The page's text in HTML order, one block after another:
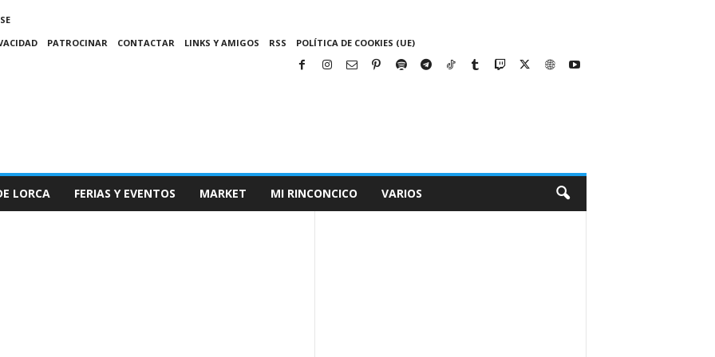
PATROCINAR CONTACTAR LINKS Y AMIGOS RSS POLÍTICA DE COOKIES (UE)
LORCA FERIAS Y EVENTOS MARKET MI RINCONCICO VARIOS